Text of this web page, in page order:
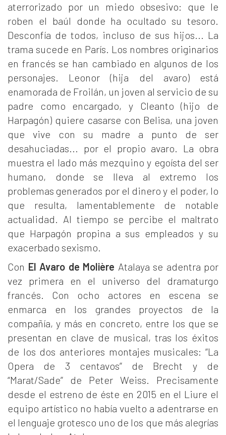
aterrorizado por un miedo obsesivo: que le
roben el baúl donde ha ocultado su tesoro.
Desconfía de todos, incluso de sus hijos... La
trama sucede en París. Los nombres originarios
en francés se han cambiado en algunos de los
personajes. Leonor (hija del avaro) está
enamorada de Froilán, un joven al servicio de su
padre como encargado, y Cleanto (hijo de
Harpagón) quiere casarse con Belisa, una joven
que vive con su madre a punto de ser
desahuciadas... por el propio avaro. La obra
muestra el lado más mezquino y egoísta del ser
humano, donde se lleva al extremo los
problemas generados por el dinero y el poder, lo
que resulta, lamentablemente de notable
actualidad. Al tiempo se percibe el maltrato
que Harpagón propina a sus empleados y su
exacerbado sexismo.
Con El Avaro de Molière Atalaya se adentra por
vez primera en el universo del dramaturgo
francés. Con ocho actores en escena se
enmarca en los grandes proyectos de la
compañía, y más en concreto, entre los que se
presentan en clave de musical, tras los éxitos
de los dos anteriores montajes musicales: “La
Opera de 3 centavos” de Brecht y de
“Marat/Sade” de Peter Weiss. Precisamente
desde el estreno de éste en 2015 en el Liure el
equipo artístico no había vuelto a adentrarse en
el lenguaje grotesco uno de los que más alegrías